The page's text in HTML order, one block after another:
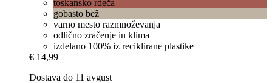
toskansko rdeča
gobasto bež
varno mesto razmnoževanja
odlično zračenje in klima
izdelano 100% iz reciklirane plastike
€ 14,99
Dostava do 11 avgust